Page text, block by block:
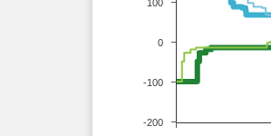
-200
-100
0
100